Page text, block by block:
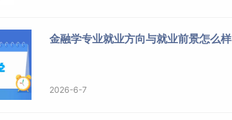
金融学专业就业方向与就业前景怎么样
2026-6-7